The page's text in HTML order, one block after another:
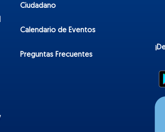
Ciudadano
Calendario de Eventos
Preguntas Frecuentes